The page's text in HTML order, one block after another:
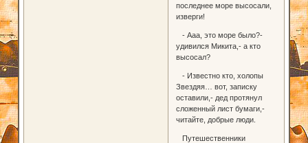
последнее море высосали,
изверги!
- Ааа, это море было?-
удивился Микита,- а кто
высосал?
- Известно кто, холопы
Звездяя… вот, записку
оставили,- дед протянул
сложенный лист бумаги,-
читайте, добрые люди.
Путешественники